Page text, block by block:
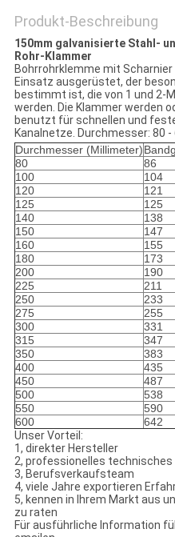
Produkt-Beschreibung
150mm galvanisierte Stahl-
Rohr-Klammer
Bohrrohrklemme mit
Einsatz ausgerüstet, der
bestimmt ist, die von 1 und
werden. Die Klammer werden
benutzt für schnellen und
Kanalnetze. Durchmesser: 80 -
Durchmesser (Millimeter)
80
86
100
104
120
121
125
125
140
138
150
147
160
155
180
173
200
190
225
211
250
233
275
255
300
331
315
347
350
383
400
435
450
487
500
538
550
590
600
642
Unser Vorteil:
1, direkter Hersteller
2, professionelles technisches
3, Berufsverkaufsteam
4, viele Jahre exportieren
5, kennen in Ihrem Markt aus
zu raten
Für ausführliche Information